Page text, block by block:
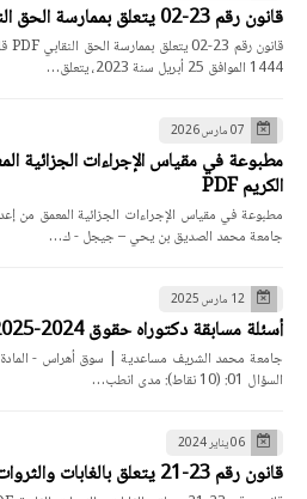
قانون رقم 23-02 يتعلق بممارسة الحق النقابي PDF
1444 الموافق 25 أبريل سنة 2023، يتعلق…
07 مارس 2026
مطبوعة في مقياس الإجراءات الجزائية
الكريم PDF
جامعة محمد الصديق بن يحي – جيجل - ك…
12 مارس 2025
أسئلة مسابقة دكتوراه حقوق 2024-2025
جامعة محمد الشريف مساعدية | سوق أهراس - المادة
السؤال 01: (10 نقاط): مدى انطب…
06 يناير 2024
قانون رقم 23-21 يتعلق بالغابات والثروات الغابية PDF